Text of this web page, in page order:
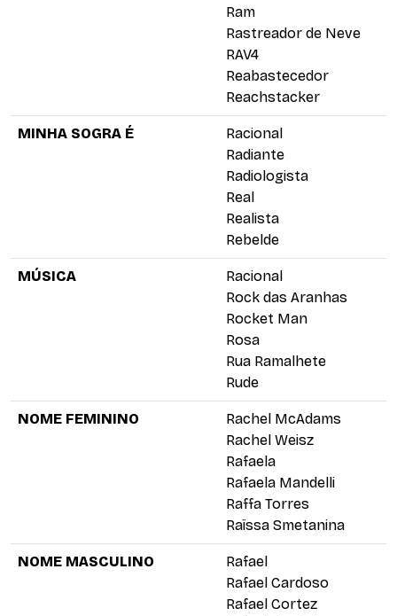
Ram
Rastreador de Neve
RAV4
Reabastecedor
Reachstacker
MINHA SOGRA É
Racional
Radiante
Radiologista
Real
Realista
Rebelde
MÚSICA
Racional
Rock das Aranhas
Rocket Man
Rosa
Rua Ramalhete
Rude
NOME FEMININO
Rachel McAdams
Rachel Weisz
Rafaela
Rafaela Mandelli
Raffa Torres
Raïssa Smetanina
NOME MASCULINO
Rafael
Rafael Cardoso
Rafael Cortez